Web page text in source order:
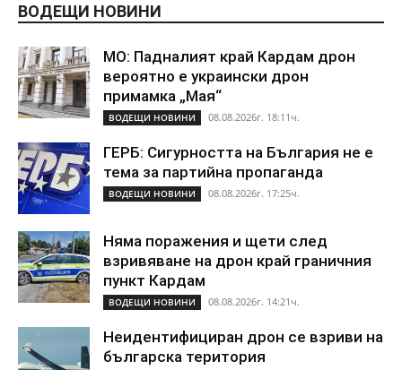
ВОДЕЩИ НОВИНИ
МО: Падналият край Кардам дрон
вероятно е украински дрон
примамка „Мая“
ВОДЕЩИ НОВИНИ 08.08.2026г. 18:11ч.
ГЕРБ: Сигурността на България не е
тема за партийна пропаганда
ВОДЕЩИ НОВИНИ 08.08.2026г. 17:25ч.
Няма поражения и щети след
взривяване на дрон край граничния
пункт Кардам
ВОДЕЩИ НОВИНИ 08.08.2026г. 14:21ч.
Неидентифициран дрон се взриви на
българска територия